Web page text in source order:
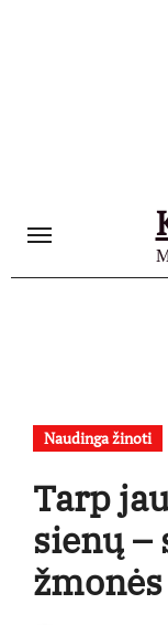
Naudinga žinoti
Tarp
sienų –
žmonės